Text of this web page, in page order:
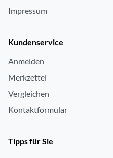
Impressum
Kundenservice
Anmelden
Merkzettel
Vergleichen
Kontaktformular
Tipps für Sie